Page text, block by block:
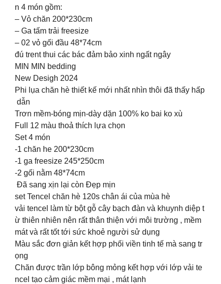
n 4 món gồm:
– Vỏ chăn 200*230cm
– Ga tấm trải freesize
– 02 vỏ gối đầu 48*74cm
đú trent thui các bác đảm bảo xinh ngất ngây
MIN MIN bedding
New Desigh 2024
Phi lụa chăn hè thiết kế mới nhất nhìn thôi đã thấy hấp
dẫn
Trơn mềm-bóng mịn-dày dặn 100% ko bai ko xù
Full 12 màu thoả thích lựa chọn
Set 4 món
-1 chăn he 200*230cm
-1 ga freesize 245*250cm
-2 gối nằm 48*74cm
Đã sang xịn lại còn Đẹp mịn
set Tencel chăn hè 120s chân ái của mùa hè
vải tencel làm từ bột gỗ cây bạch đàn và khuynh diệp t
ừ thiên nhiên nên rất thân thiện với môi trường , mềm
mát và rất tốt tới sức khoẻ người sử dụng
Màu sắc đơn giản kết hợp phối viền tinh tế mà sang tr
ọng
Chăn được trần lớp bông mỏng kết hợp với lớp vải te
ncel tạo cảm giác mềm mại , mát lạnh